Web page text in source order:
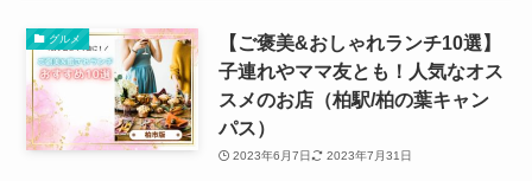
グルメ
【ご褒美&おしゃれランチ10選】
子連れやママ友とも！人気なオス
スメのお店（柏駅/柏の葉キャン
パス）
2023年6月7日 2023年7月31日